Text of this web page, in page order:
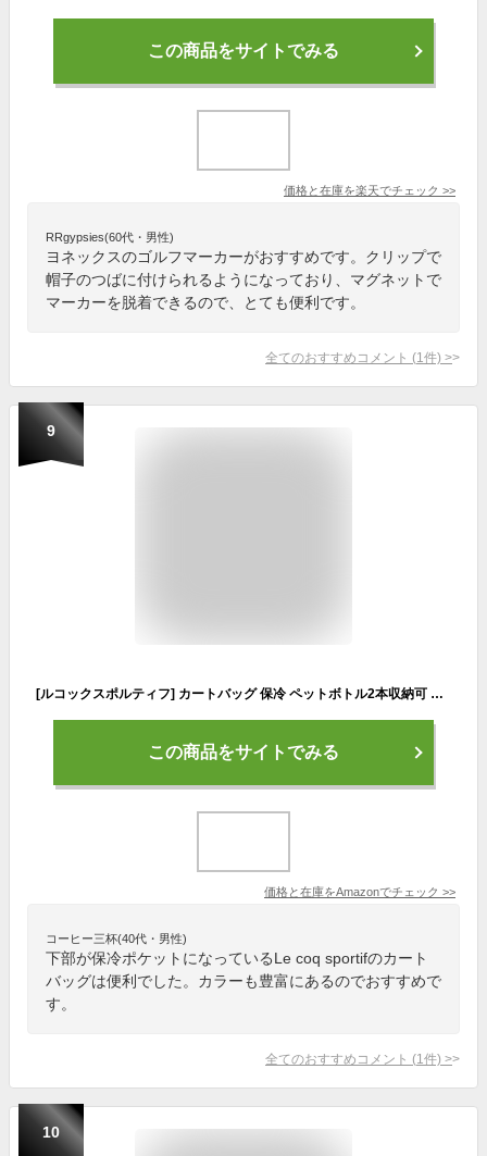
この商品をサイトでみる
価格と在庫を楽天でチェック >>
RRgypsies(60代・男性)
ヨネックスのゴルフマーカーがおすすめです。クリップで
帽子のつばに付けられるようになっており、マグネットで
マーカーを脱着できるので、とても便利です。
全てのおすすめコメント (1 件) >
9
[ルコックスポルティフ] カートバッグ 保冷 ペットボトル2本収納可 ラウンドトート 二層式 スポーティー ゴルフ QQCWJA43 新モデル BK00
この商品をサイトでみる
価格と在庫をAmazonでチェック >>
コーヒー三杯(40代・男性)
下部が保冷ポケットになっているLe coq sportifのカート
バッグは便利でした。カラーも豊富にあるのでおすすめで
す。
全てのおすすめコメント (1 件) >
10